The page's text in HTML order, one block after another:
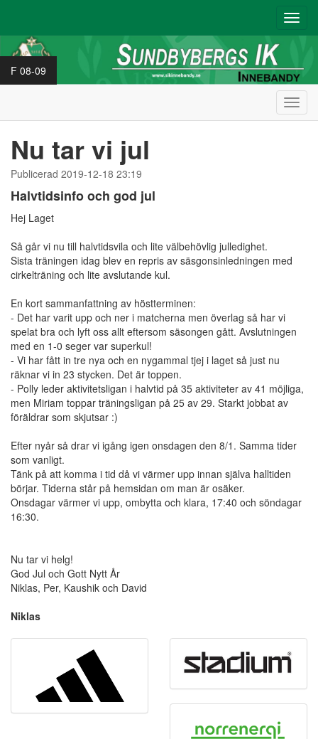
F 08-09
Nu tar vi jul
Publicerad 2019-12-18 23:19
Halvtidsinfo och god jul
Hej Laget
Så går vi nu till halvtidsvila och lite välbehövlig julledighet.
Sista träningen idag blev en repris av säsgonsinledningen med
cirkelträning och lite avslutande kul.
En kort sammanfattning av höstterminen:
- Det har varit upp och ner i matcherna men överlag så har vi
spelat bra och lyft oss allt eftersom säsongen gått. Avslutningen
med en 1-0 seger var superkul!
- Vi har fått in tre nya och en nygammal tjej i laget så just nu
räknar vi in 23 stycken. Det är toppen.
- Polly leder aktivitetsligan i halvtid på 35 aktiviteter av 41 möjliga,
men Miriam toppar träningsligan på 25 av 29. Starkt jobbat av
föräldrar som skjutsar :)
Efter nyår så drar vi igång igen onsdagen den 8/1. Samma tider
som vanligt.
Tänk på att komma i tid då vi värmer upp innan själva halltiden
börjar. Tiderna står på hemsidan om man är osäker.
Onsdagar värmer vi upp, ombytta och klara, 17:40 och söndagar
16:30.
Nu tar vi helg!
God Jul och Gott Nytt År
Niklas, Per, Kaushik och David
Niklas